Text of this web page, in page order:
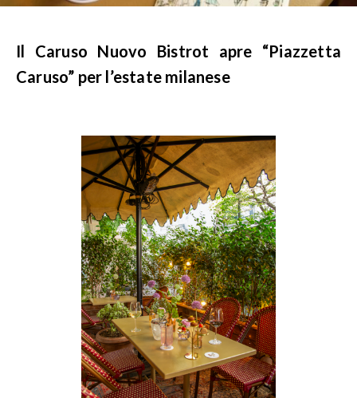
Il Caruso Nuovo Bistrot apre “Piazzetta
Caruso” per l’estate milanese